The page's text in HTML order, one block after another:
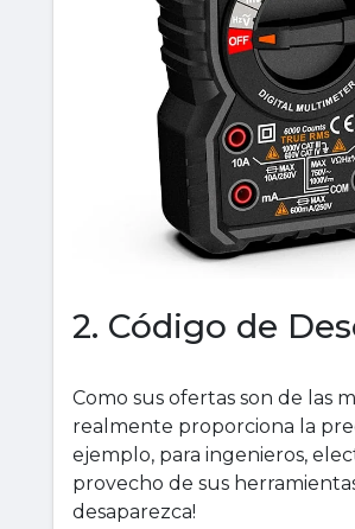
2. Código de
Como sus ofertas son de las
realmente proporciona la
ejemplo, para ingenieros,
provecho de sus
desaparezca!